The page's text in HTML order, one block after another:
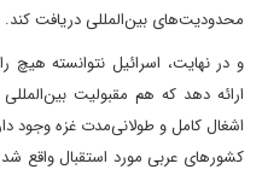
محدودیت‌های بین‌المللی دریافت کند.
و در نهایت، اسرائیل نتوانسته
ارائه دهد که هم مقبولیت
اشغال کامل و طولانی‌مدت غزه وجود
کشورهای عربی مورد استقبال واقع